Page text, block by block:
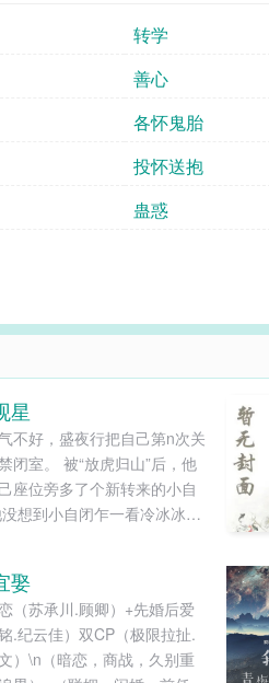
转学
善心
各怀鬼胎
投怀送抱
蛊惑
星
不好，盛夜行把自己第n次关
闭室。 被“放虎归山”后，他
座位旁多了个新转来的小自
想到小自闭乍一看冷冰冰，
。 “他是我的私人镇定剂。”
上小冰山。 cp：狂霸酷炫不
vs持靓行凶冰皮儿受 排：①攻
双向），受自闭（谱系障
娶
（苏承川.顾卿）+先婚后爱
铭.纪云佳）双CP（极限拉扯.
）\n（暗恋，商战，久别重